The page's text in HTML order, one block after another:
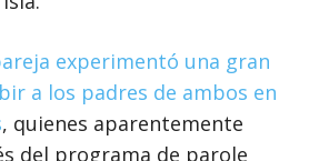
experimentó una gran
a los padres de ambos en
, quienes aparentemente
del programa de parole